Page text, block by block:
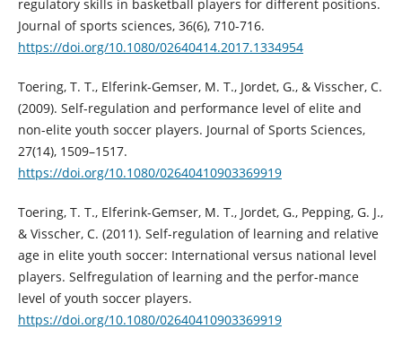
regulatory skills in basketball players for different positions.
Journal of sports sciences, 36(6), 710-716.
https://doi.org/10.1080/02640414.2017.1334954
Toering, T. T., Elferink-Gemser, M. T., Jordet, G., & Visscher, C.
(2009). Self-regulation and performance level of elite and
non-elite youth soccer players. Journal of Sports Sciences,
27(14), 1509–1517.
https://doi.org/10.1080/02640410903369919
Toering, T. T., Elferink-Gemser, M. T., Jordet, G., Pepping, G. J.,
& Visscher, C. (2011). Self-regulation of learning and relative
age in elite youth soccer: International versus national level
players. Selfregulation of learning and the perfor-mance
level of youth soccer players.
https://doi.org/10.1080/02640410903369919